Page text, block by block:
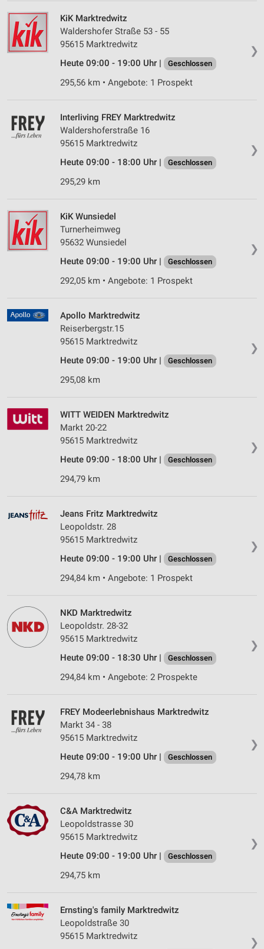
❯
KiK Marktredwitz
Waldershofer Straße 53 - 55
95615 Marktredwitz
Heute 09:00 - 19:00 Uhr |
Geschlossen
295,56 km • Angebote: 1 Prospekt
❯
Interliving FREY Marktredwitz
Waldershoferstraße 16
95615 Marktredwitz
Heute 09:00 - 18:00 Uhr |
Geschlossen
295,29 km
❯
KiK Wunsiedel
Turnerheimweg
95632 Wunsiedel
Heute 09:00 - 19:00 Uhr |
Geschlossen
292,05 km • Angebote: 1 Prospekt
❯
Apollo Marktredwitz
Reiserbergstr.15
95615 Marktredwitz
Heute 09:00 - 19:00 Uhr |
Geschlossen
295,08 km
❯
WITT WEIDEN Marktredwitz
Markt 20-22
95615 Marktredwitz
Heute 09:00 - 18:00 Uhr |
Geschlossen
294,79 km
❯
Jeans Fritz Marktredwitz
Leopoldstr. 28
95615 Marktredwitz
Heute 09:00 - 19:00 Uhr |
Geschlossen
294,84 km • Angebote: 1 Prospekt
❯
NKD Marktredwitz
Leopoldstr. 28-32
95615 Marktredwitz
Heute 09:00 - 18:30 Uhr |
Geschlossen
294,84 km • Angebote: 2 Prospekte
❯
FREY Modeerlebnishaus Marktredwitz
Markt 34 - 38
95615 Marktredwitz
Heute 09:00 - 19:00 Uhr |
Geschlossen
294,78 km
❯
C&A Marktredwitz
Leopoldstrasse 30
95615 Marktredwitz
Heute 09:00 - 19:00 Uhr |
Geschlossen
294,75 km
❯
Ernsting's family Marktredwitz
Leopoldstraße 30
95615 Marktredwitz